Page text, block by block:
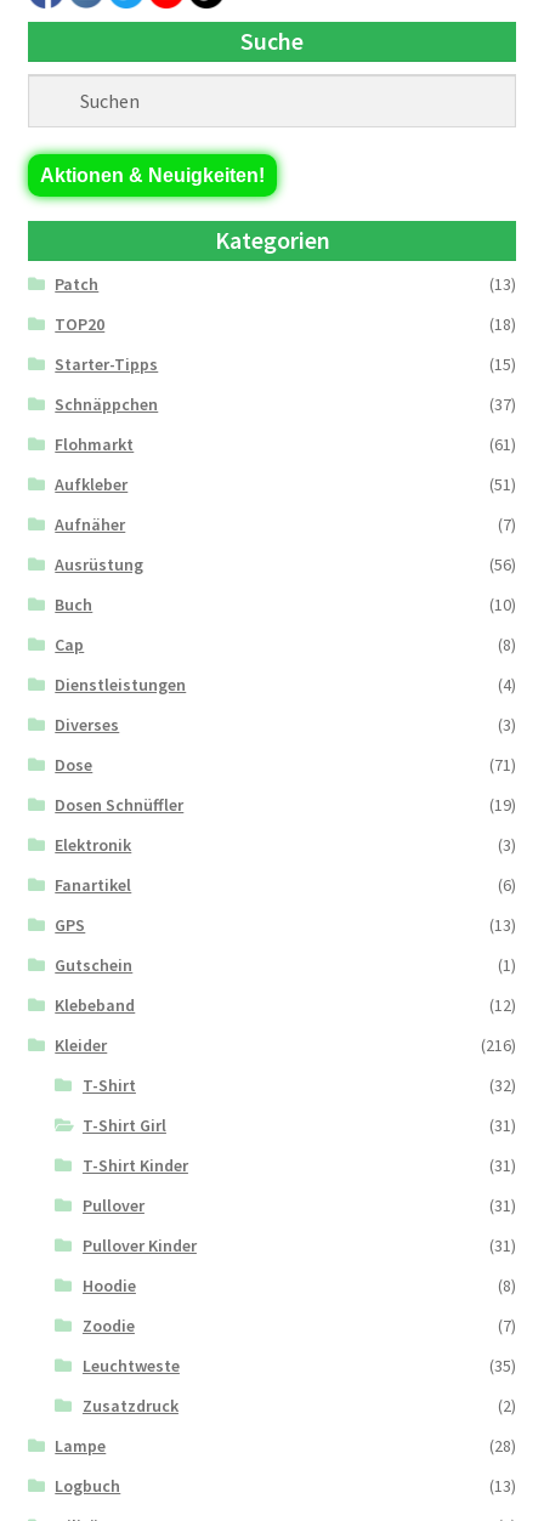
Suche
Aktionen & Neuigkeiten!
Kategorien
Patch
(13)
TOP20
(18)
Starter-Tipps
(15)
Schnäppchen
(37)
Flohmarkt
(61)
Aufkleber
(51)
Aufnäher
(7)
Ausrüstung
(56)
Buch
(10)
Cap
(8)
Dienstleistungen
(4)
Diverses
(3)
Dose
(71)
Dosen Schnüffler
(19)
Elektronik
(3)
Fanartikel
(6)
GPS
(13)
Gutschein
(1)
Klebeband
(12)
Kleider
(216)
T-Shirt
(32)
T-Shirt Girl
(31)
T-Shirt Kinder
(31)
Pullover
(31)
Pullover Kinder
(31)
Hoodie
(8)
Zoodie
(7)
Leuchtweste
(35)
Zusatzdruck
(2)
Lampe
(28)
Logbuch
(13)